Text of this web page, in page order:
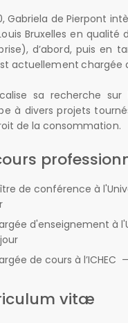
Gabriela de Pierpont
Bruxelles en
d’abord, puis en
actuellement chargée
sa recherche
à divers projets
de la consommation.
de conférence à
d'enseignement à
de cours à l’ICHEC
vitæ